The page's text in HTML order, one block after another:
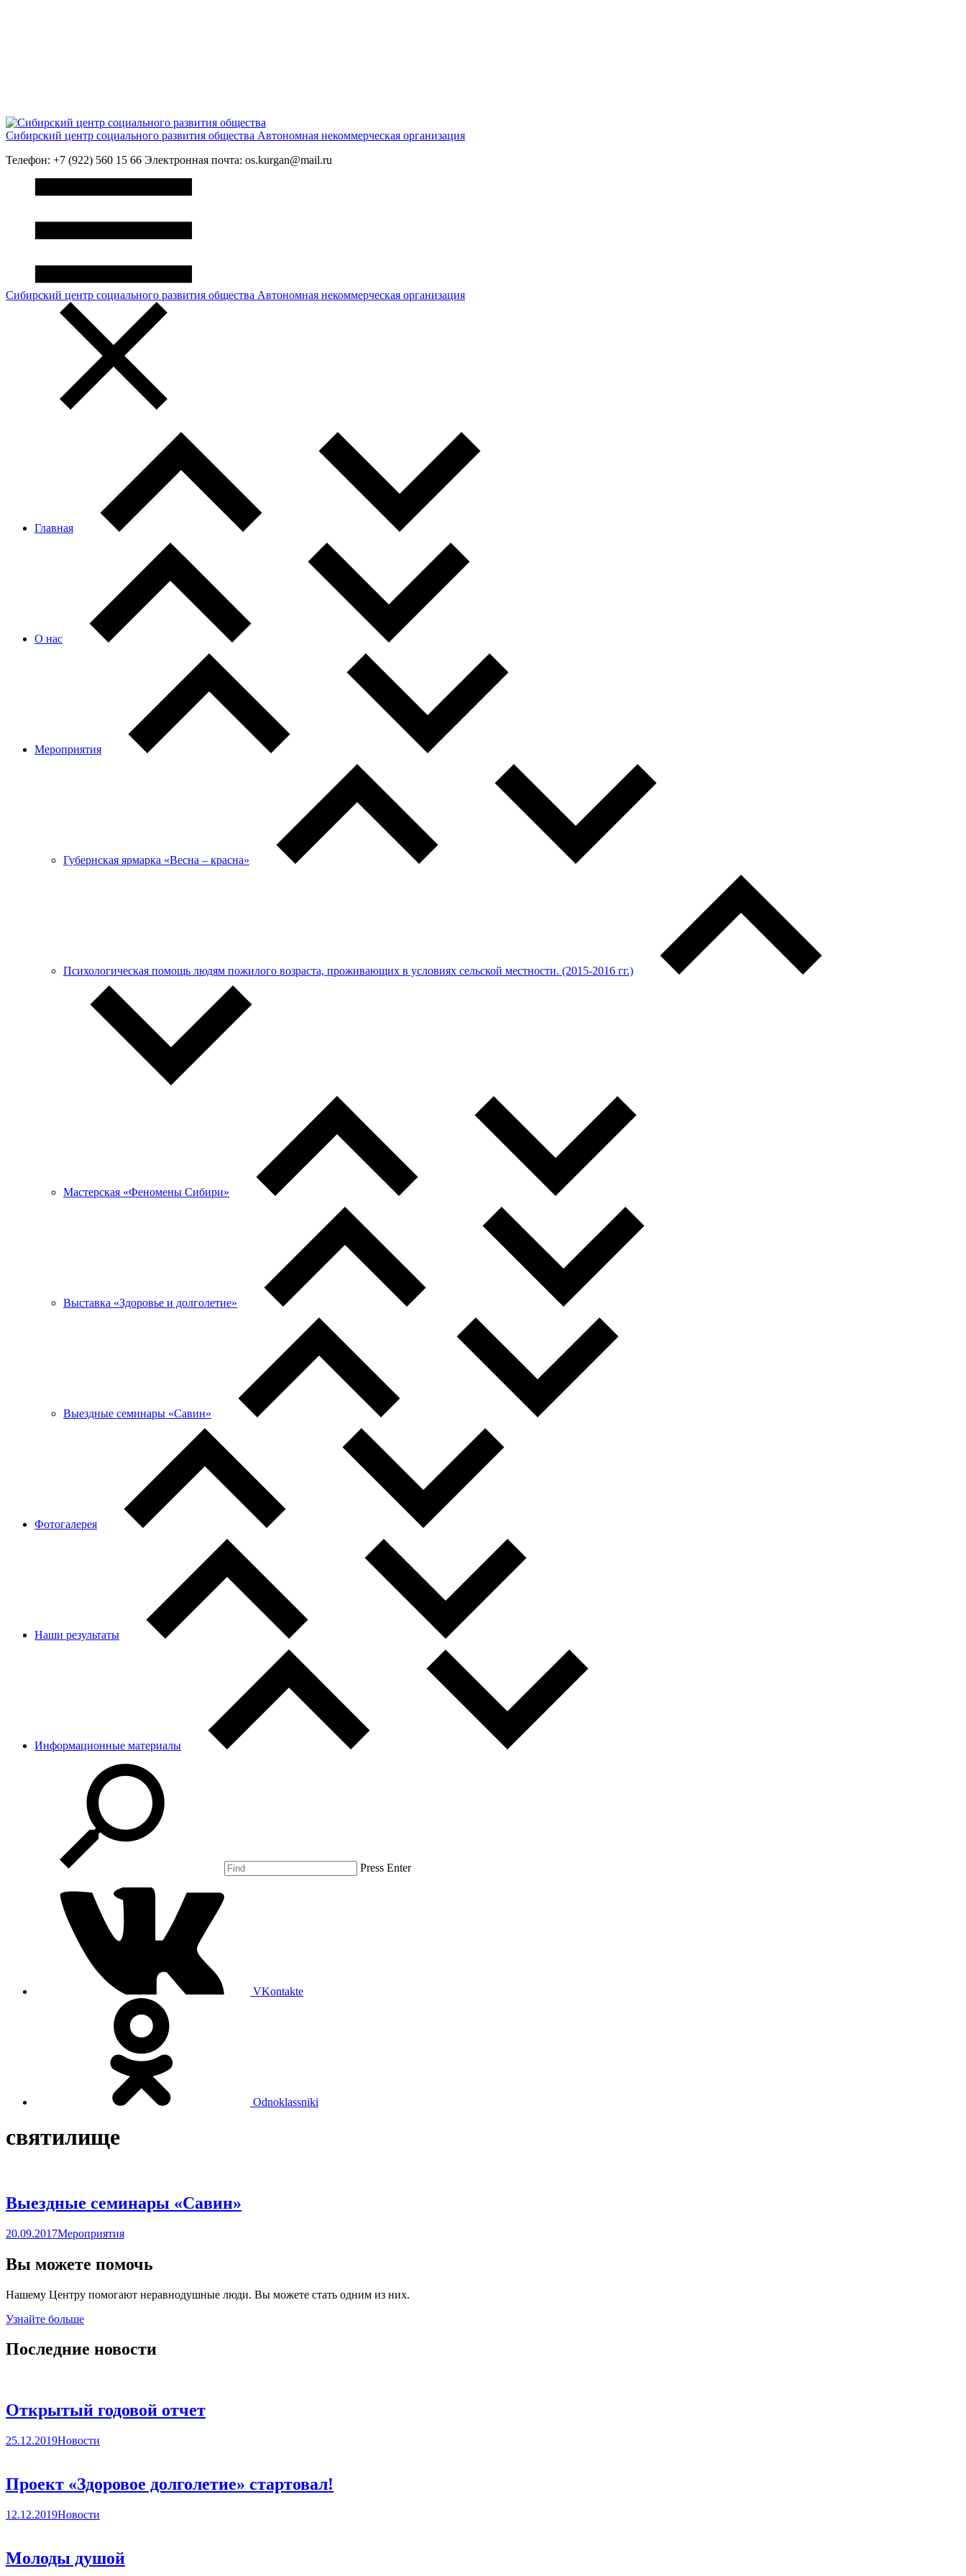
Сибирский центр социального развития общества Автономная некоммерческая организация
Телефон: +7 (922) 560 15 66 Электронная почта: os.kurgan@mail.ru
Сибирский центр социального развития общества Автономная некоммерческая организация
Главная
О нас
Мероприятия
Губернская ярмарка «Весна – красна»
Психологическая помощь людям пожилого возраста, проживающих в условиях сельской местности. (2015-2016 гг.)
Мастерская «Феномены Сибири»
Выставка «Здоровье и долголетие»
Выездные семинары «Савин»
Фотогалерея
Наши результаты
Информационные материалы
Press Enter
VKontakte
Odnoklassniki
святилище
Выездные семинары «Савин»
20.09.2017Мероприятия
Вы можете помочь
Нашему Центру помогают неравнодушные люди. Вы можете стать одним из них.
Узнайте больше
Последние новости
Открытый годовой отчет
25.12.2019Новости
Проект «Здоровое долголетие» стартовал!
12.12.2019Новости
Молоды душой